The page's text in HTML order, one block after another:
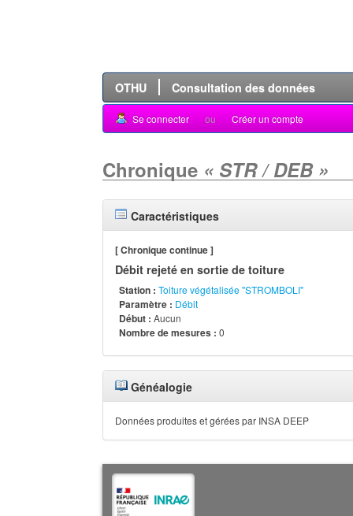
OTHU Consultation des données
Se connecter ou Créer un compte
Chronique « STR / DEB »
Caractéristiques
[ Chronique continue ]
Débit rejeté en sortie de toiture
Station : Toiture végétalisée "STROMBOLI"
Paramètre : Débit
Début : Aucun
Nombre de mesures : 0
Généalogie
Données produites et gérées par INSA DEEP